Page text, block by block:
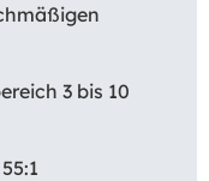
3 bis 10